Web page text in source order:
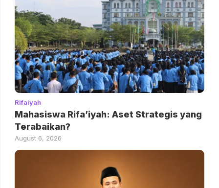
Rifaiyah
Mahasiswa Rifa’iyah: Aset Strategis yang
Terabaikan?
August 6, 2026